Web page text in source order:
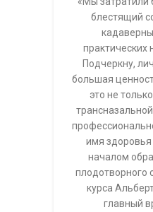
блестящий
практических
Подчеркну,
большая
это не
имя
началом
плодотворного
курса
главный